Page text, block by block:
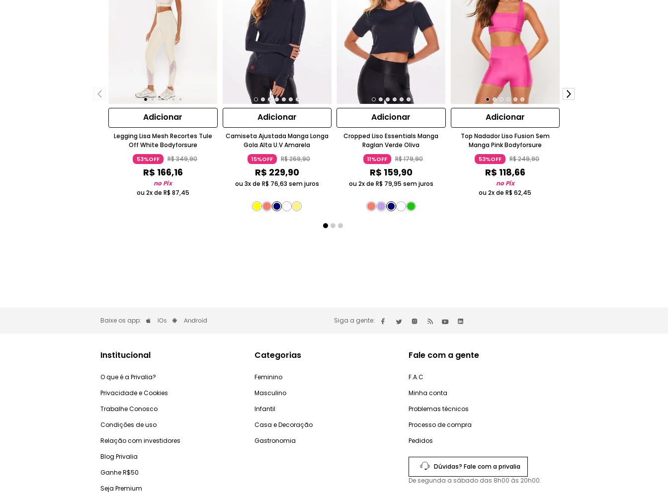
Adicionar
Legging Lisa Mesh Recortes Tule
Off White Bodyforsure
53%OFF R$349,90
R$ 166,16
no Pix
ou 2x de R$ 87,45
Adicionar
Camiseta Ajustada Manga Longa
Gola Alta U.V Amarela
15%OFF R$269,90
R$ 229,90
ou 3x de R$ 76,63 sem juros
Adicionar
Cropped Liso Essentials Manga
Raglan Verde Oliva
11%OFF R$179,90
R$ 159,90
ou 2x de R$ 79,95 sem juros
Adicionar
Top Nadador Liso Fusion Sem
Manga Pink Bodyforsure
53%OFF R$249,90
R$ 118,66
no Pix
ou 2x deR$ 62,45
Baixe os app: Siga a gente:
Institucional
O que é a Privalia?
Privacidade e Cookies
Trabalhe Conosco
Condições de uso
Relação com investidores
Blog Privalia
Ganhe R$50
Seja Premium
Categorias
Feminino
Masculino
Infantil
Casa e Decoração
Gastronomia
Fale com a gente
F.A.C
Minha conta
Problemas técnicos
Processo de compra
Pedidos
Dúvidas? Fale com a privalia
De segunda a sábado das 8h00 às 20h00.